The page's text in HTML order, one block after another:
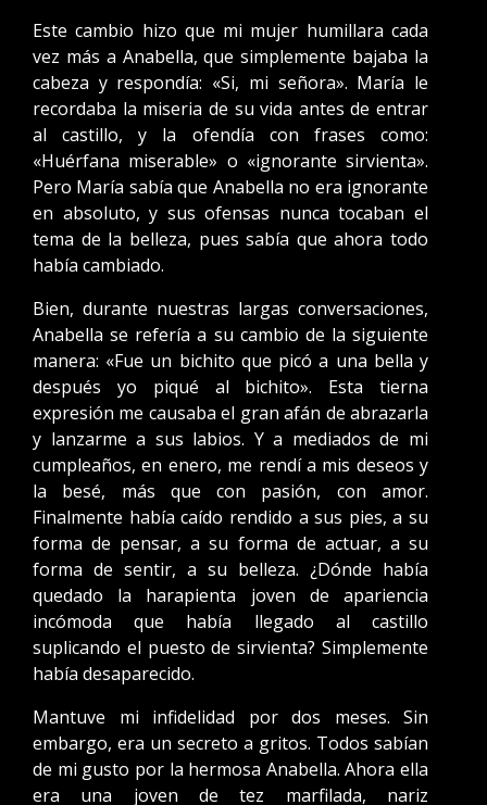
Este cambio hizo que mi mujer humillara cada
vez más a Anabella, que simplemente bajaba la
cabeza y respondía: «Si, mi señora». María le
recordaba la miseria de su vida antes de entrar
al castillo, y la ofendía con frases como:
«Huérfana miserable» o «ignorante sirvienta».
Pero María sabía que Anabella no era ignorante
en absoluto, y sus ofensas nunca tocaban el
tema de la belleza, pues sabía que ahora todo
había cambiado.
Bien, durante nuestras largas conversaciones,
Anabella se refería a su cambio de la siguiente
manera: «Fue un bichito que picó a una bella y
después yo piqué al bichito». Esta tierna
expresión me causaba el gran afán de abrazarla
y lanzarme a sus labios. Y a mediados de mi
cumpleaños, en enero, me rendí a mis deseos y
la besé, más que con pasión, con amor.
Finalmente había caído rendido a sus pies, a su
forma de pensar, a su forma de actuar, a su
forma de sentir, a su belleza. ¿Dónde había
quedado la harapienta joven de apariencia
incómoda que había llegado al castillo
suplicando el puesto de sirvienta? Simplemente
había desaparecido.
Mantuve mi infidelidad por dos meses. Sin
embargo, era un secreto a gritos. Todos sabían
de mi gusto por la hermosa Anabella. Ahora ella
era una joven de tez marfilada, nariz